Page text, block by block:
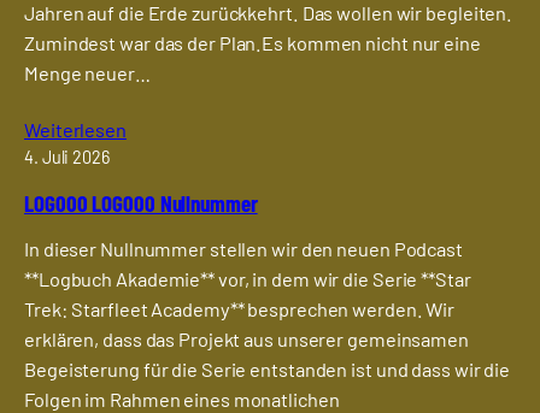
Jahren auf die Erde zurückkehrt. Das wollen wir begleiten.
Zumindest war das der Plan.Es kommen nicht nur eine
Menge neuer…
Weiterlesen
4. Juli 2026
LOG000 LOG000 Nullnummer
In dieser Nullnummer stellen wir den neuen Podcast
**Logbuch Akademie** vor, in dem wir die Serie **Star
Trek: Starfleet Academy** besprechen werden. Wir
erklären, dass das Projekt aus unserer gemeinsamen
Begeisterung für die Serie entstanden ist und dass wir die
Folgen im Rahmen eines monatlichen